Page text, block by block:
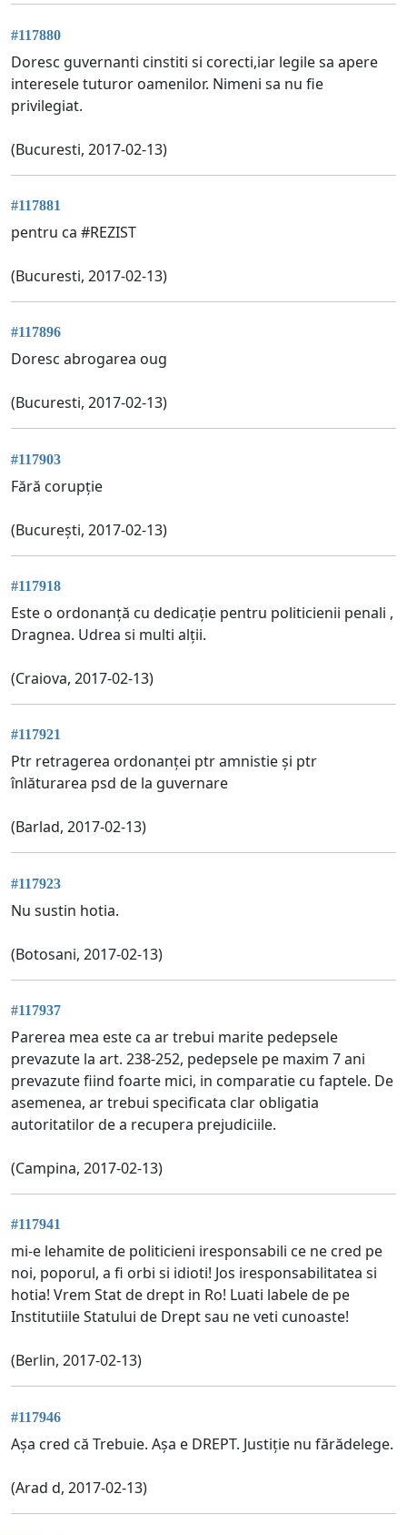
#117880
Doresc guvernanti cinstiti si corecti,iar legile sa apere
interesele tuturor oamenilor. Nimeni sa nu fie
privilegiat.
(Bucuresti, 2017-02-13)
#117881
pentru ca #REZIST
(Bucuresti, 2017-02-13)
#117896
Doresc abrogarea oug
(Bucuresti, 2017-02-13)
#117903
Fără corupție
(București, 2017-02-13)
#117918
Este o ordonanță cu dedicație pentru politicienii penali ,
Dragnea. Udrea si multi alții.
(Craiova, 2017-02-13)
#117921
Ptr retragerea ordonanței ptr amnistie și ptr
înlăturarea psd de la guvernare
(Barlad, 2017-02-13)
#117923
Nu sustin hotia.
(Botosani, 2017-02-13)
#117937
Parerea mea este ca ar trebui marite pedepsele
prevazute la art. 238-252, pedepsele pe maxim 7 ani
prevazute fiind foarte mici, in comparatie cu faptele. De
asemenea, ar trebui specificata clar obligatia
autoritatilor de a recupera prejudiciile.
(Campina, 2017-02-13)
#117941
mi-e lehamite de politicieni iresponsabili ce ne cred pe
noi, poporul, a fi orbi si idioti! Jos iresponsabilitatea si
hotia! Vrem Stat de drept in Ro! Luati labele de pe
Institutiile Statului de Drept sau ne veti cunoaste!
(Berlin, 2017-02-13)
#117946
Așa cred că Trebuie. Așa e DREPT. Justiție nu fărădelege.
(Arad d, 2017-02-13)